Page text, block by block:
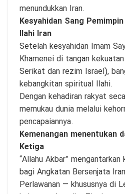
menundukkan Iran.
Kesyahidan Sang
Ilahi Iran
Setelah kesyahidan Imam
Khamenei di tangan
Serikat dan rezim Israel),
kebangkitan spiritual Ilahi.
Dengan kehadiran rakyat
memukau dunia melalui
pencapaiannya.
Kemenangan menentukan
Ketiga
“Allahu Akbar”
bagi Angkatan Bersenjata
Perlawanan — khususnya di